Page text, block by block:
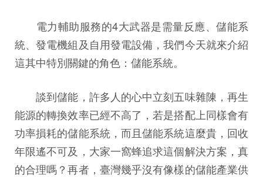
電力輔助服務的4大武器是需量反應、儲能系
統、發電機組及自用發電設備，我們今天就來介紹
這其中特別關鍵的角色：儲能系統。
談到儲能，許多人的心中立刻五味雜陳，再生
能源的轉換效率已經不高了，若是搭配上同樣會有
功率損耗的儲能系統，而且儲能系統這麼貴，回收
年限遙不可及，大家一窩蜂追求這個解決方案，真
的合理嗎？再者，臺灣幾乎沒有像樣的儲能產業供